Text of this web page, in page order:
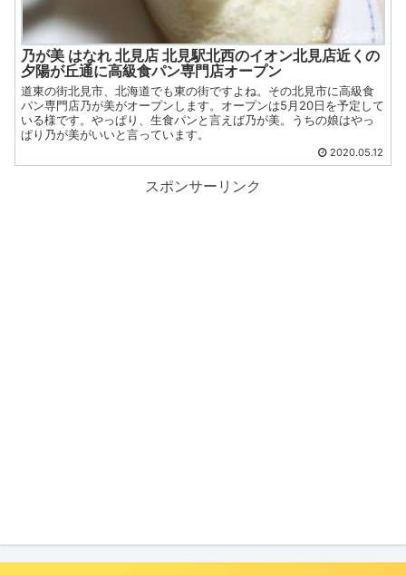
乃が美 はなれ 北見店 北見駅北西のイオン北見店近くの
夕陽が丘通に高級食パン専門店オープン
道東の街北見市、北海道でも東の街ですよね。その北見市に高級食
パン専門店乃が美がオープンします。オープンは5月20日を予定して
いる様です。やっぱり、生食パンと言えば乃が美。うちの娘はやっ
ぱり乃が美がいいと言っています。
2020.05.12
スポンサーリンク